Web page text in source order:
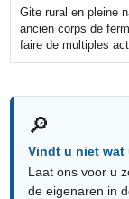
Gite rural en pleine
ancien corps de
faire de multiples
🔎
Vindt u niet wat
Laat ons voor u
de eigenaren in